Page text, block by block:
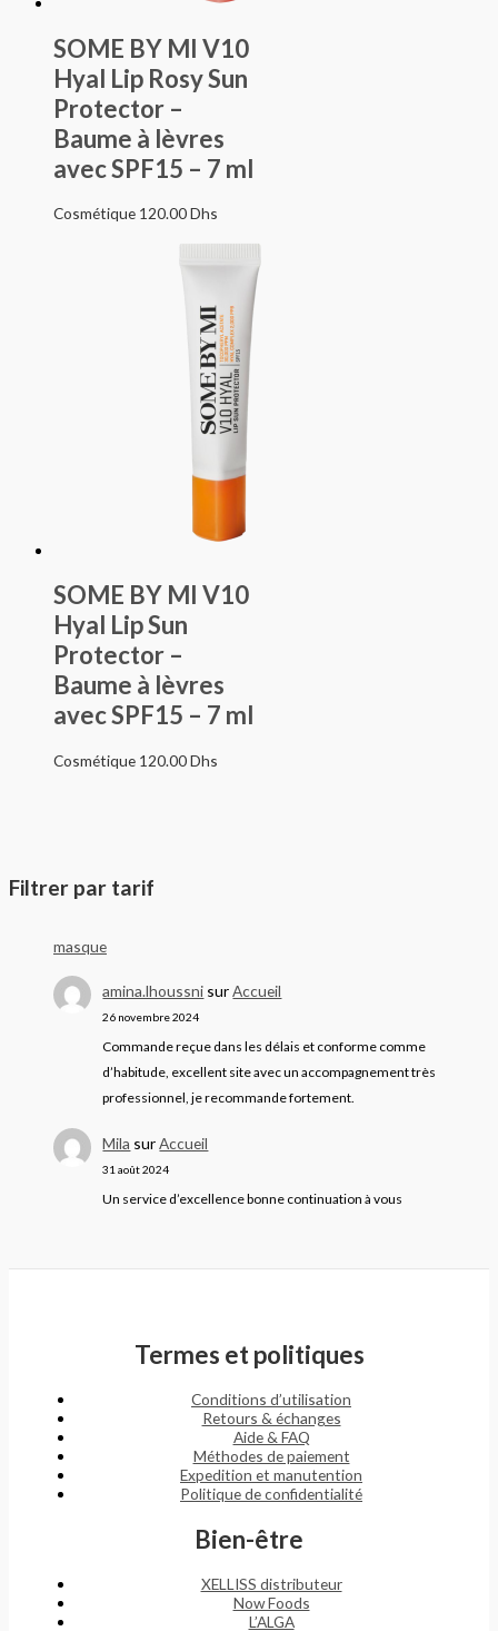
Filtrer par tarif
masque
amina.lhoussni surAccueil
26 novembre 2024
Commande reçue dans les délais et conforme comme
d’habitude, excellent site avec un accompagnement très
professionnel, je recommande fortement.
Mila surAccueil
31 août 2024
Un service d’excellence bonne continuation à vous
SOME BY MI V10
Hyal Lip Rosy Sun
Protector –
Baume à lèvres
avec SPF15 – 7 ml
Cosmétique 120.00Dhs
SOME BY MI V10
Hyal Lip Sun
Protector –
Baume à lèvres
avec SPF15 – 7 ml
Cosmétique 120.00Dhs
Termes et politiques
Conditions d’utilisation
Retours & échanges
Aide & FAQ
Méthodes de paiement
Expedition et manutention
Politique de confidentialité
Bien-être
XELLISS distributeur
Now Foods
L’ALGA